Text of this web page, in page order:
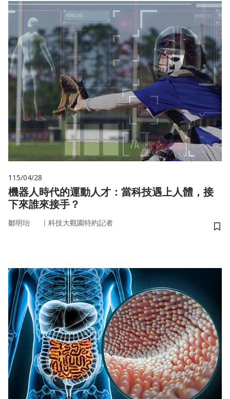
115/04/28
機器人時代的運動人才：當科技遇上人體，接
下來誰來接手？
鄒明珆 ｜ 科技大觀園特約記者
儲